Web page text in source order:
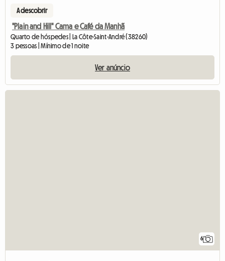
A descobrir
"Plain and Hill" Cama e Café da Manhã
Quarto de hóspedes | La Côte-Saint-André (38260)
3 pessoas | Mínimo de 1 noite
Ver anúncio
6